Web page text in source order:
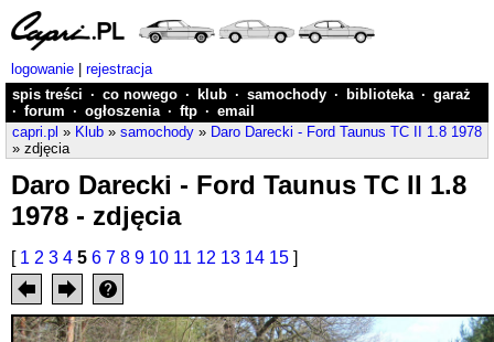
logowanie
rejestracja
spis treści · co nowego · klub · samochody · biblioteka · garaż
· forum · ogłoszenia · ftp · email
capri.pl » Klub » samochody » Daro Darecki - Ford Taunus TC II 1.8 1978
» zdjęcia
Daro Darecki - Ford Taunus TC II 1.8
1978 - zdjęcia
[ 1 2 3 4 5 6 7 8 9 10 11 12 13 14 15 ]